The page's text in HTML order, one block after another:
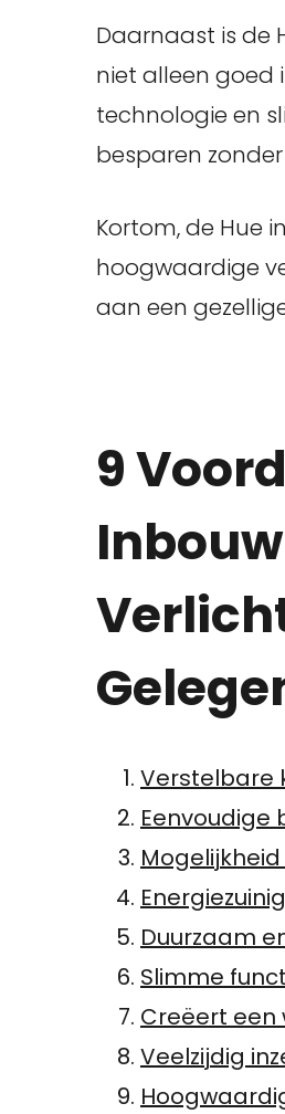
Daarnaast is de
niet alleen goed
technologie en
besparen
Kortom, de Hue
hoogwaardige
aan een
9
Verstelbare
Duurzaam
Slimme
Creëert een
Veelzijdig